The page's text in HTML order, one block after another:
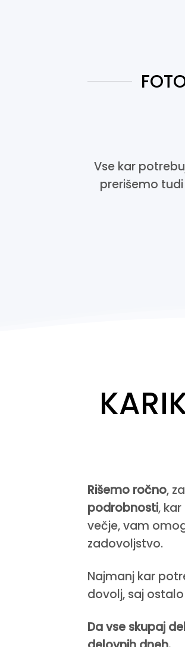
Vse kar
prerišemo
Rišemo ročno,
podrobnosti,
večje, vam
zadovoljstvo.
Najmanj kar
dovolj, saj
Da vse skupaj